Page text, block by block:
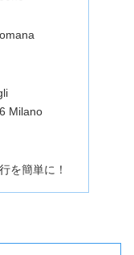
Milano
を簡単に！